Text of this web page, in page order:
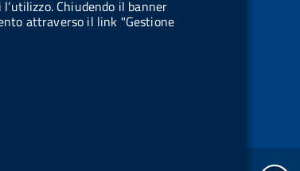
Chiudendo il banner
attraverso il link "Gestione
.
k
b .